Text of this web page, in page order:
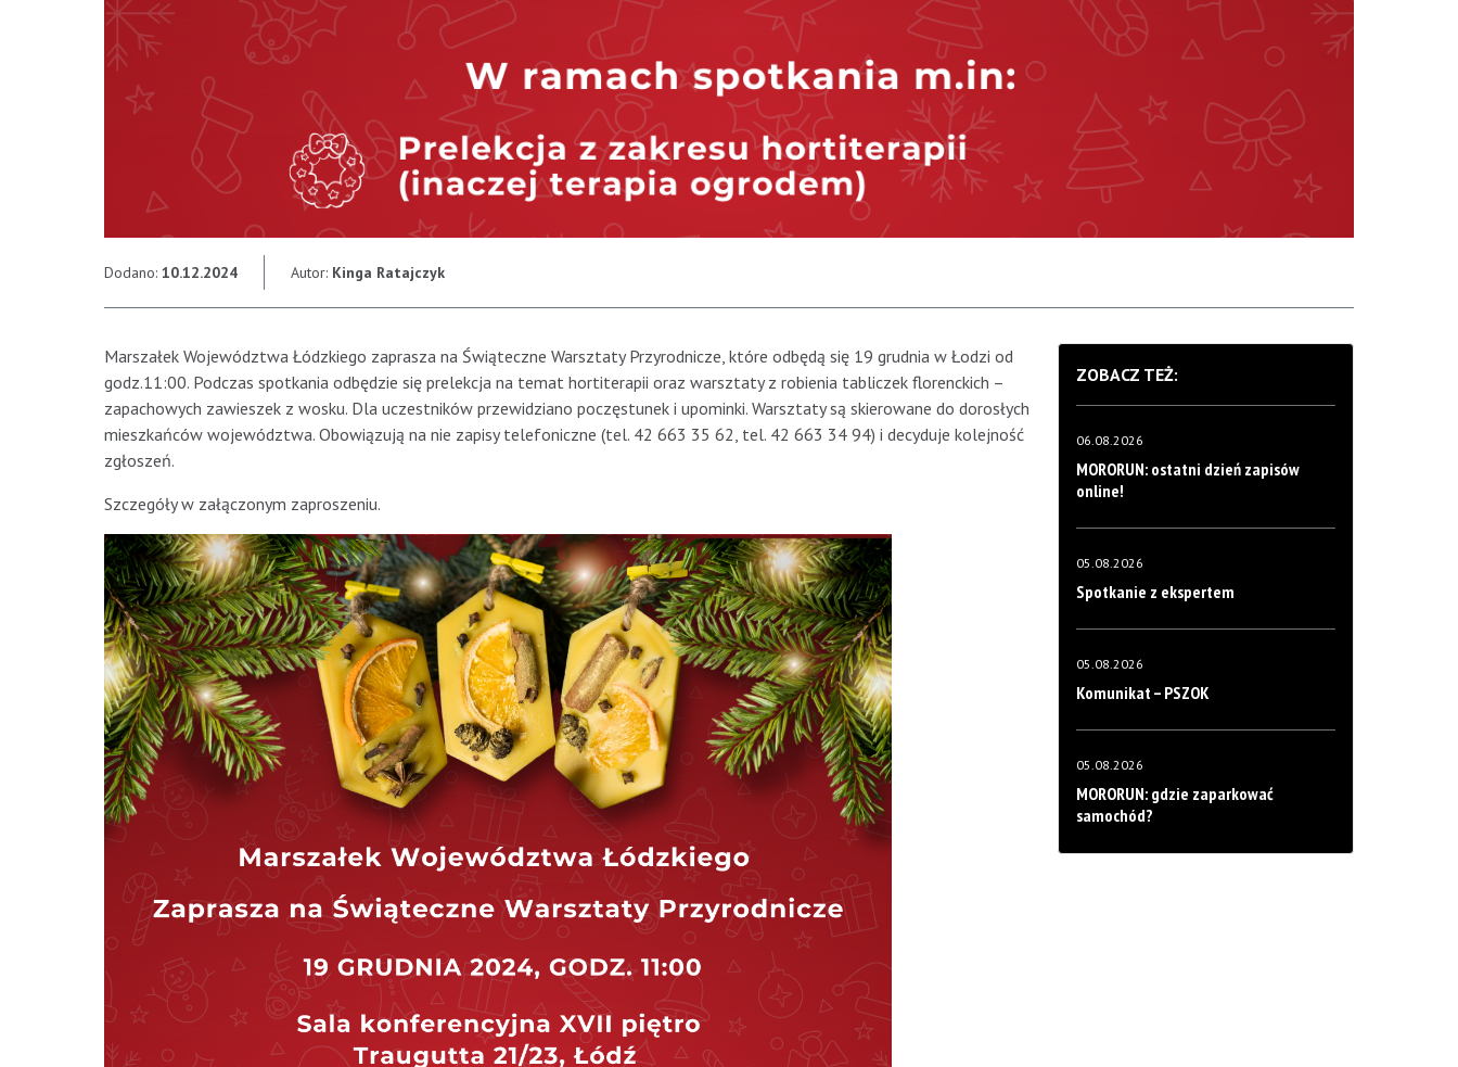
Dodano: 10.12.2024 Autor: Kinga Ratajczyk
Marszałek Województwa Łódzkiego zaprasza na Świąteczne Warsztaty Przyrodnicze, które odbędą się 19 grudnia w Łodzi od
godz.11:00. Podczas spotkania odbędzie się prelekcja na temat hortiterapii oraz warsztaty z robienia tabliczek florenckich –
zapachowych zawieszek z wosku. Dla uczestników przewidziano poczęstunek i upominki. Warsztaty są skierowane do dorosłych
mieszkańców województwa. Obowiązują na nie zapisy telefoniczne (tel. 42 663 35 62, tel. 42 663 34 94) i decyduje kolejność
zgłoszeń.
Szczegóły w załączonym zaproszeniu.
ZOBACZ TEŻ:
06.08.2026
MORORUN: ostatni dzień zapisów
online!
05.08.2026
Spotkanie z ekspertem
05.08.2026
Komunikat – PSZOK
05.08.2026
MORORUN: gdzie zaparkować
samochód?